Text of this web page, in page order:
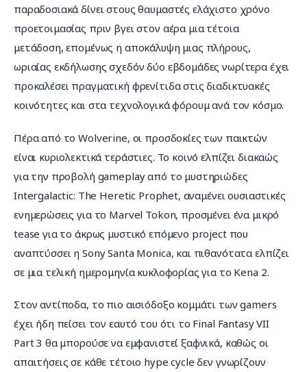
παραδοσιακά δίνει στους θαυμαστές ελάχιστο χρόνο
προετοιμασίας πριν βγει στον αέρα μια τέτοια
μετάδοση, επομένως η αποκάλυψη μιας πλήρους,
ωριαίας εκδήλωσης σχεδόν δύο εβδομάδες νωρίτερα έχει
προκαλέσει πραγματική φρενίτιδα στις διαδικτυακές
κοινότητες και στα τεχνολογικά φόρουμ ανά τον κόσμο.
Πέρα από το Wolverine, οι προσδοκίες των παικτών
είναι κυριολεκτικά τεράστιες. Το κοινό ελπίζει διακαώς
για την προβολή gameplay από το μυστηριώδες
Intergalactic: The Heretic Prophet, αναμένει ουσιαστικές
ενημερώσεις για το Marvel Tokon, προσμένει ένα μικρό
tease για το άκρως μυστικό επόμενο project που
αναπτύσσει η Sony Santa Monica, και πιθανότατα ελπίζει
σε μια τελική ημερομηνία κυκλοφορίας για το Kena 2.
Στον αντίποδα, το πιο αισιόδοξο κομμάτι των gamers
έχει ήδη πείσει τον εαυτό του ότι το Final Fantasy VII
Part 3 θα μπορούσε να εμφανιστεί ξαφνικά, καθώς οι
απαιτήσεις σε κάθε τέτοιο hype cycle δεν γνωρίζουν